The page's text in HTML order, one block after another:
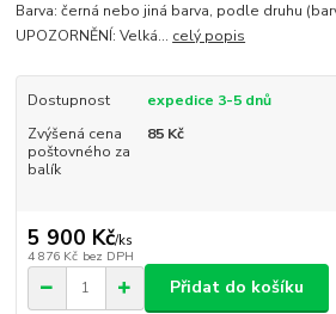
Barva: černá nebo jiná barva, podle druhu
UPOZORNĚNÍ: Velká... celý popis
Dostupnost
expedice 3-5 dnů
Zvýšená cena
poštovného za
balík
85 Kč
5 900 Kč/ks
4 876 Kč bez DPH
Přidat do košíku